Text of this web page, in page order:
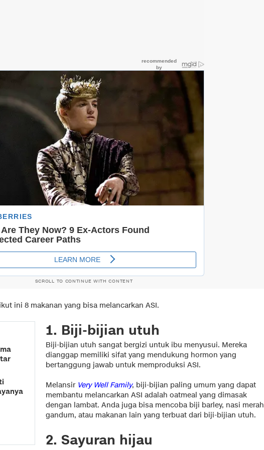
SCROLL TO CONTINUE WITH CONTENT
ini 8 makanan yang bisa melancarkan ASI.
1. Biji-bijian utuh
Biji-bijian utuh sangat bergizi untuk ibu menyusui. Mereka
dianggap memiliki sifat yang mendukung hormon yang
bertanggung jawab untuk memproduksi ASI.
Melansir Very Well Family, biji-bijian paling umum yang dapat
membantu melancarkan ASI adalah oatmeal yang dimasak
dengan lambat. Anda juga bisa mencoba biji barley, nasi merah
gandum, atau makanan lain yang terbuat dari biji-bijian utuh.
2. Sayuran hijau